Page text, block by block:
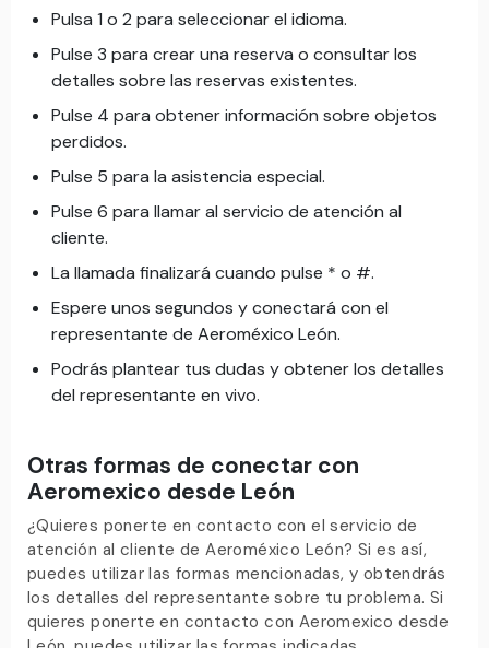
Pulsa 1 o 2 para seleccionar el idioma.
Pulse 3 para crear una reserva o consultar los
detalles sobre las reservas existentes.
Pulse 4 para obtener información sobre objetos
perdidos.
Pulse 5 para la asistencia especial.
Pulse 6 para llamar al servicio de atención al
cliente.
La llamada finalizará cuando pulse * o #.
Espere unos segundos y conectará con el
representante de Aeroméxico León.
Podrás plantear tus dudas y obtener los detalles
del representante en vivo.
Otras formas de conectar con
Aeromexico desde León
¿Quieres ponerte en contacto con el servicio de
atención al cliente de Aeroméxico León? Si es así,
puedes utilizar las formas mencionadas, y obtendrás
los detalles del representante sobre tu problema. Si
quieres ponerte en contacto con Aeromexico desde